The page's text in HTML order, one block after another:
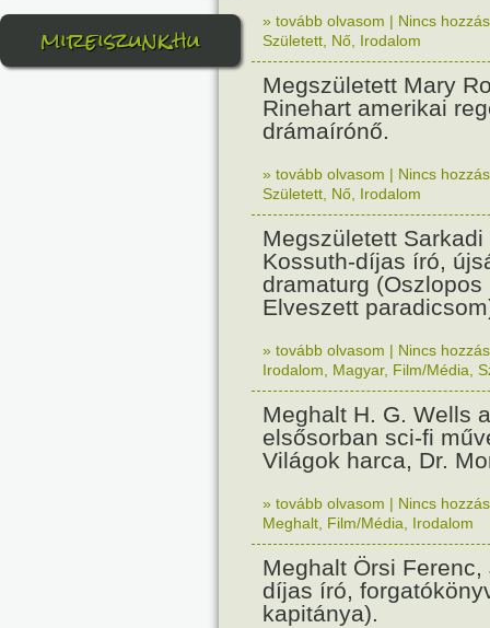
mireiszunk.hu » tovább olvasom | Nincs
Született Nő Irodalom
Megszületett Mary
Rinehart amerikai
drámaírónő.
» tovább olvasom | Nincs
Született Nő Irodalom
Megszületett Sarkadi
Kossuth-díjas író,
dramaturg (Oszlopos
Elveszett
» tovább olvasom | Nincs
Irodalom
Magyar, Film/Média
Meghalt H. G. Wells
elsősorban sci-fi
Világok harca, Dr.
» tovább olvasom | Nincs
Meghalt Film/Média Irodalom
Meghalt Örsi Ferenc,
díjas író,
kapitánya).